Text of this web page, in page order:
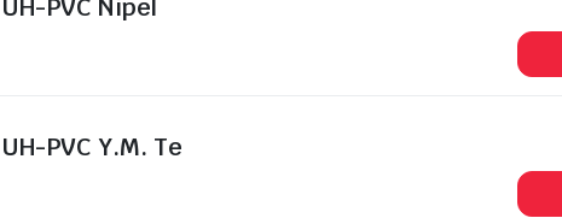
UH-PVC Nipel
UH-PVC Y.M. Te